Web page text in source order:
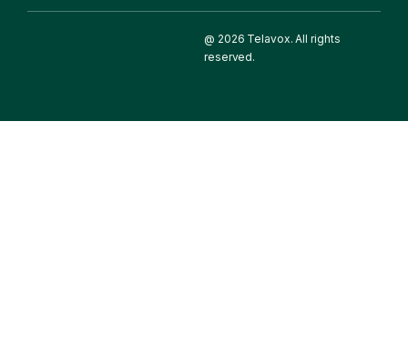
@ 2026 Telavox. All rights
reserved.